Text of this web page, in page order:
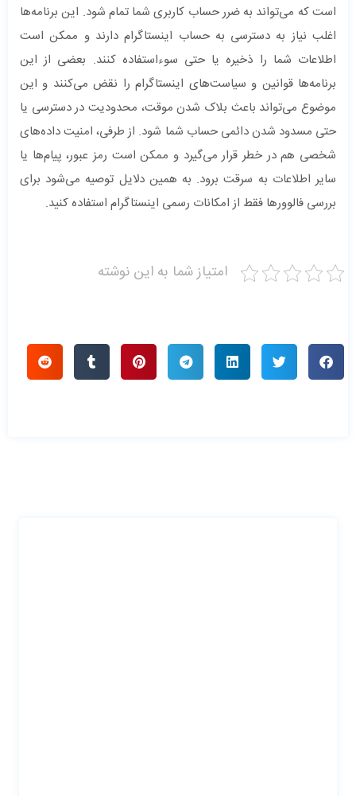
است که می‌تواند به ضرر حساب کاربری شما تمام شود. این برنامه‌ها
اغلب نیاز به دسترسی به حساب اینستاگرام دارند و ممکن است
اطلاعات شما را ذخیره یا حتی سوءاستفاده کنند. بعضی از این
برنامه‌ها قوانین و سیاست‌های اینستاگرام را نقض می‌کنند و این
موضوع می‌تواند باعث بلاک شدن موقت، محدودیت در دسترسی یا
حتی مسدود شدن دائمی حساب شما شود. از طرفی، امنیت داده‌های
شخصی هم در خطر قرار می‌گیرد و ممکن است رمز عبور، پیام‌ها یا
سایر اطلاعات به سرقت برود. به همین دلایل توصیه می‌شود برای
بررسی فالوورها فقط از امکانات رسمی اینستاگرام استفاده کنید.
امتیاز شما به این نوشته